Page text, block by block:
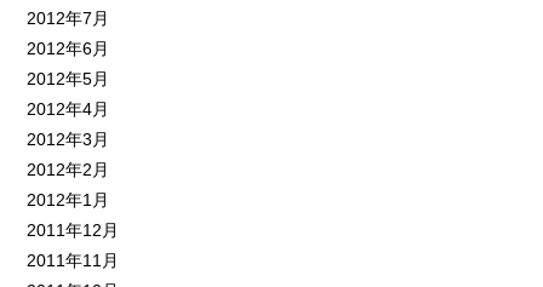
2012年7月
2012年6月
2012年5月
2012年4月
2012年3月
2012年2月
2012年1月
2011年12月
2011年11月